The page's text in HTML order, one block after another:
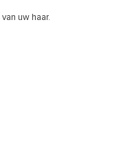
uw haar.